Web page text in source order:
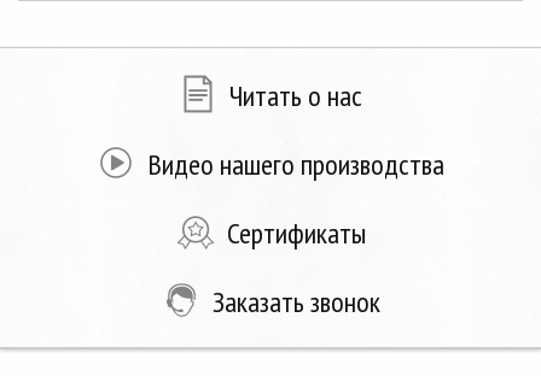
Читать о нас
Видео нашего производства
Сертификаты
Заказать звонок